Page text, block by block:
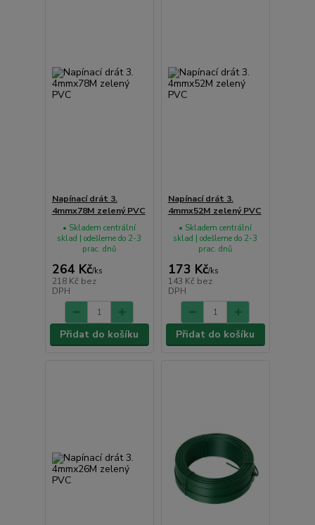
Napínací drát 3.
4mmx78M zelený PVC
264 Kč/ks
218 Kč bez
DPH
• Skladem centrální
sklad | odešleme do 2-3
prac. dnů
Přidat do košíku
Napínací drát 3.
4mmx52M zelený PVC
173 Kč/ks
143 Kč bez
DPH
• Skladem centrální
sklad | odešleme do 2-3
prac. dnů
Přidat do košíku